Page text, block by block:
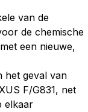
van de
de chemische
een nieuwe,
het geval van
F/G831, net
elkaar